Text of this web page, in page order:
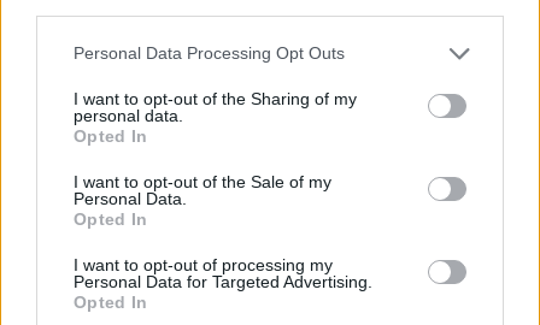
Personal Data Processing Opt Outs
I want to opt-out of the Sharing of my
personal data.
Opted In
I want to opt-out of the Sale of my
Personal Data.
Opted In
I want to opt-out of processing my
Personal Data for Targeted Advertising.
Opted In
TI POTREBBE INTERESSARE
minori di 15 anni dal 1°
settembre: come